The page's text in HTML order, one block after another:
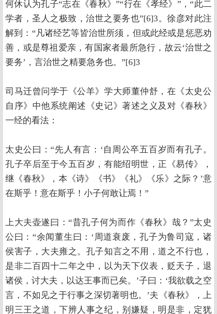
何休认为孔子“志在《春秋》”“行在《孝经》”，“此二
学者，圣人之极致，治世之要务也”[6]3。徐彦对此注
解到：“凡诸经艺等皆治世所须，但或此经或是惩恶劝
善，或是尊祖爱亲，有国家者最所急行，故云‘治世之
要务’，言治世之精要急务也。”[6]3
司马迁曾问学于《公羊》学大师董仲舒，在《太史公
自序》中他系统阐述《史记》著述之义及对《春秋》
一经的看法：
太史公曰：“先人有言：‘自周公卒五百岁而有孔子。
孔子卒后至于今五百岁，有能绍明世，正《易传》，
继《春秋》，本《诗》《书》《礼》《乐》之际？’意
在斯乎！意在斯乎！小子何敢让焉！”
上大夫壶遂曰：“昔孔子何为而作《春秋》哉？”太史
公曰：“余闻董生曰：‘周道衰废，孔子为鲁司寇，诸
侯害子，大夫雍之。孔子知言之不用，道之不行也，
是非二百四十二年之中，以为天下仪表，贬天子，退
诸侯，讨大夫，以达王事而已矣。’子曰：‘我欲载之空
言，不如见之于行事之深切著明也。’夫《春秋》，上
明三王之道，下辨人事之纪，别嫌疑，明是非，定犹